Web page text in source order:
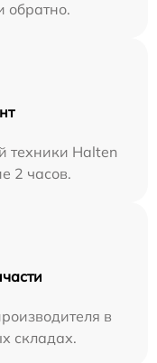
обратно.
техники Halten
2 часов.
в
складах.